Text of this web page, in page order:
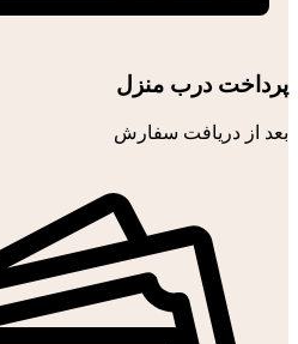
پرداخت درب منزل
بعد از دریافت سفارش